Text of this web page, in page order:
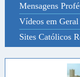
Mensagens
Vídeos em Geral
Sites Católicos